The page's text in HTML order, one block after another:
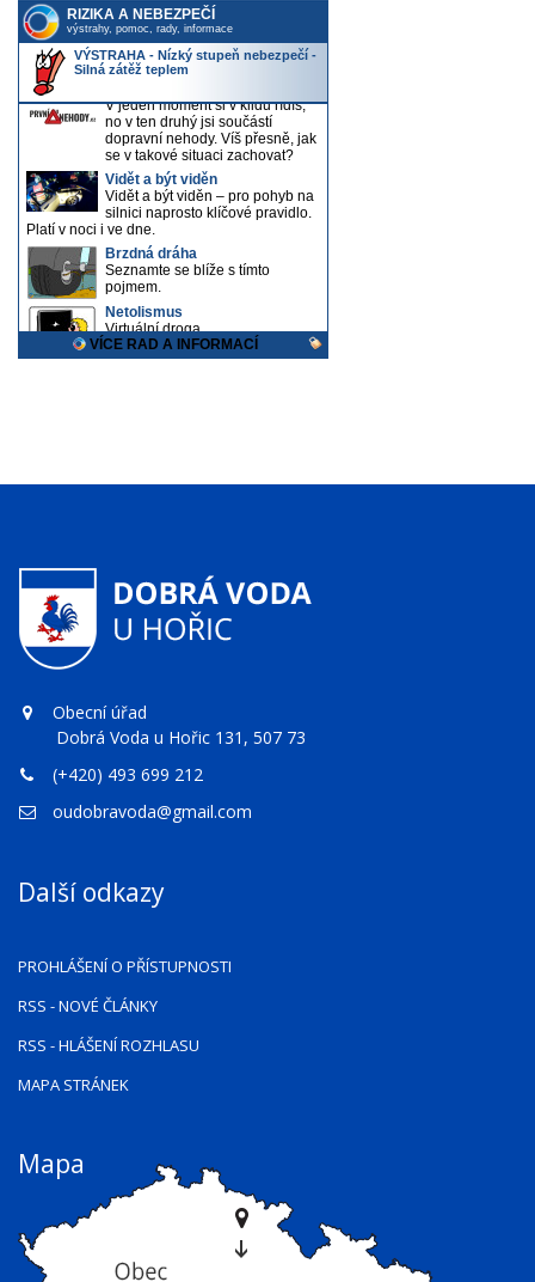
Obecní úřad
Dobrá Voda u Hořic 131, 507 73
(+420) 493 699 212
oudobravoda@gmail.com
Další odkazy
PROHLÁŠENÍ O PŘÍSTUPNOSTI
RSS - NOVÉ ČLÁNKY
RSS - HLÁŠENÍ ROZHLASU
MAPA STRÁNEK
Mapa